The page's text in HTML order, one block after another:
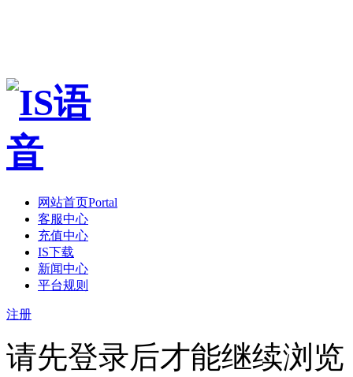
网站首页Portal
客服中心
充值中心
IS下载
新闻中心
平台规则
注册
请先登录后才能继续浏览